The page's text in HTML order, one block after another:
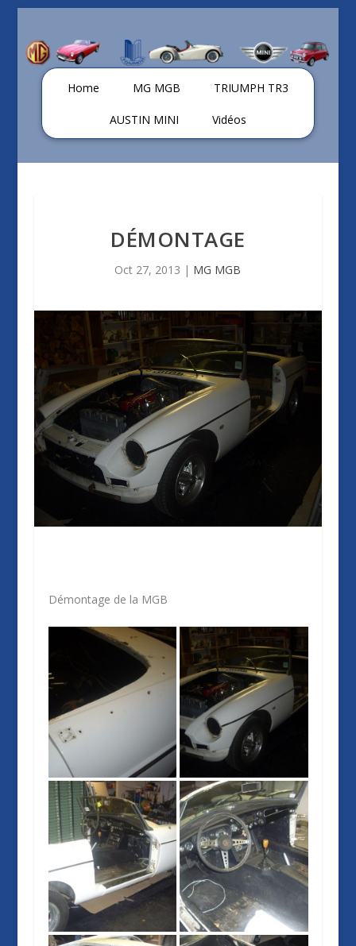
Home MG MGB TRIUMPH TR3
AUSTIN MINI Vidéos
DÉMONTAGE
Oct 27, 2013 | MG MGB
Démontage de la MGB